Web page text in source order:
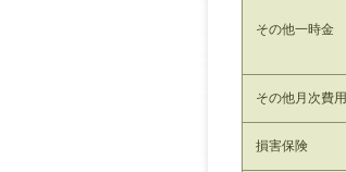
その他一時金
その他月次費用
損害保険